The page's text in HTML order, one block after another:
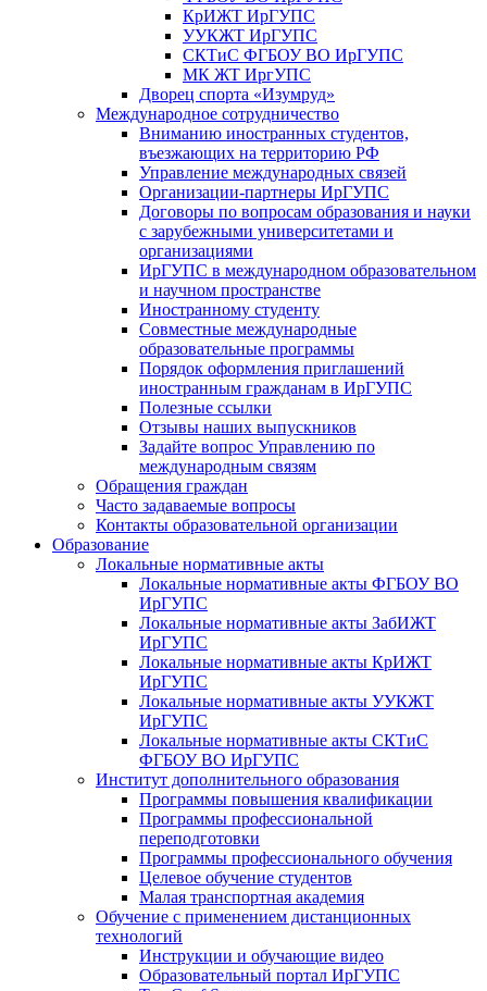
КрИЖТ ИрГУПС
УУКЖТ ИрГУПС
СКТиС ФГБОУ ВО ИрГУПС
МК ЖТ ИргУПС
Дворец спорта «Изумруд»
Международное сотрудничество
Вниманию иностранных студентов,
въезжающих на территорию РФ
Управление международных связей
Организации-партнеры ИрГУПС
Договоры по вопросам образования и науки
с зарубежными университетами и
организациями
ИрГУПС в международном образовательном
и научном пространстве
Иностранному студенту
Совместные международные
образовательные программы
Порядок оформления приглашений
иностранным гражданам в ИрГУПС
Полезные ссылки
Отзывы наших выпускников
Задайте вопрос Управлению по
международным связям
Обращения граждан
Часто задаваемые вопросы
Контакты образовательной организации
Образование
Локальные нормативные акты
Локальные нормативные акты ФГБОУ ВО
ИрГУПС
Локальные нормативные акты ЗабИЖТ
ИрГУПС
Локальные нормативные акты КрИЖТ
ИрГУПС
Локальные нормативные акты УУКЖТ
ИрГУПС
Локальные нормативные акты СКТиС
ФГБОУ ВО ИрГУПС
Институт дополнительного образования
Программы повышения квалификации
Программы профессиональной
переподготовки
Программы профессионального обучения
Целевое обучение студентов
Малая транспортная академия
Обучение с применением дистанционных
технологий
Инструкции и обучающие видео
Образовательный портал ИрГУПС